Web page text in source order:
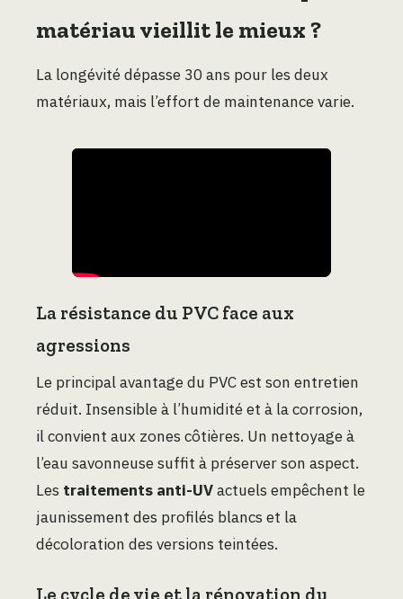
matériau vieillit le mieux ?
La longévité dépasse 30 ans pour les deux
matériaux, mais l’effort de maintenance varie.
La résistance du PVC face aux
agressions
Le principal avantage du PVC est son entretien
réduit. Insensible à l’humidité et à la corrosion,
il convient aux zones côtières. Un nettoyage à
l’eau savonneuse suffit à préserver son aspect.
Les traitements anti-UVactuels empêchent le
jaunissement des profilés blancs et la
décoloration des versions teintées.
Le cycle de vie et la rénovation du